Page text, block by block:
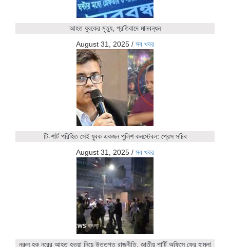
আহত যুবকের মৃত্যু, প্রতিবাদে মানবন্ধন
August 31, 2025 / সব খবর
টি-শার্ট পরিহিত সেই যুবক একজন পুলিশ কনস্টেবল: প্রেস সচিব
August 31, 2025 / সব খবর
নুরুল হক নুরের আহত হওয়া নিয়ে উত্তপ্ত রাজনীতি, জাতীয় পার্টি অফিসে ফের হামলা